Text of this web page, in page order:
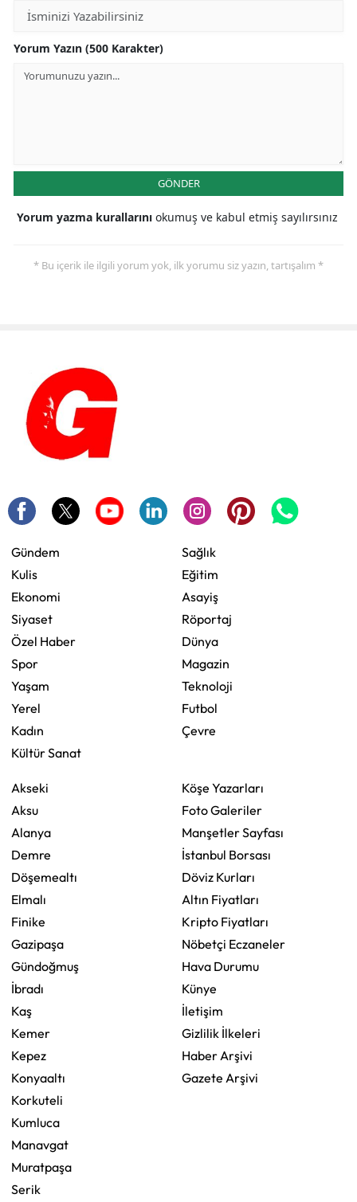
Yorum Yazın (500 Karakter)
GÖNDER
Yorum yazma kurallarını okumuş ve kabul etmiş sayılırsınız
* Bu içerik ile ilgili yorum yok, ilk yorumu siz yazın, tartışalım *
Gündem
Kulis
Ekonomi
Siyaset
Özel Haber
Spor
Yaşam
Yerel
Kadın
Kültür Sanat
Sağlık
Eğitim
Asayiş
Röportaj
Dünya
Magazin
Teknoloji
Futbol
Çevre
Akseki
Aksu
Alanya
Demre
Döşemealtı
Elmalı
Finike
Gazipaşa
Gündoğmuş
İbradı
Kaş
Kemer
Kepez
Konyaaltı
Korkuteli
Kumluca
Manavgat
Muratpaşa
Serik
Köşe Yazarları
Foto Galeriler
Manşetler Sayfası
İstanbul Borsası
Döviz Kurları
Altın Fiyatları
Kripto Fiyatları
Nöbetçi Eczaneler
Hava Durumu
Künye
İletişim
Gizlilik İlkeleri
Haber Arşivi
Gazete Arşivi